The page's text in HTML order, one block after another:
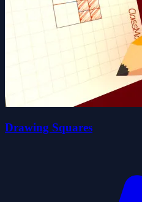
Drawing Squares